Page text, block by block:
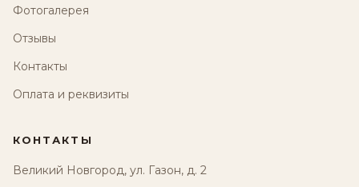
Фотогалерея
Отзывы
Контакты
Оплата и реквизиты
КОНТАКТЫ
Великий Новгород, ул. Газон, д. 2